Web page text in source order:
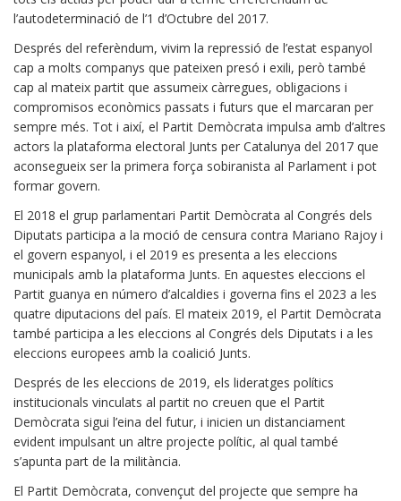
l’autodeterminació de l’1 d’Octubre del 2017.
Després del referèndum, vivim la repressió de l’estat espanyol
cap a molts companys que pateixen presó i exili, però també
cap al mateix partit que assumeix càrregues, obligacions i
compromisos econòmics passats i futurs que el marcaran per
sempre més. Tot i així, el Partit Demòcrata impulsa amb d’altres
actors la plataforma electoral Junts per Catalunya del 2017 que
aconsegueix ser la primera força sobiranista al Parlament i pot
formar govern.
El 2018 el grup parlamentari Partit Demòcrata al Congrés dels
Diputats participa a la moció de censura contra Mariano Rajoy i
el govern espanyol, i el 2019 es presenta a les eleccions
municipals amb la plataforma Junts. En aquestes eleccions el
Partit guanya en número d’alcaldies i governa fins el 2023 a les
quatre diputacions del país. El mateix 2019, el Partit Demòcrata
també participa a les eleccions al Congrés dels Diputats i a les
eleccions europees amb la coalició Junts.
Després de les eleccions de 2019, els lideratges polítics
institucionals vinculats al partit no creuen que el Partit
Demòcrata sigui l’eina del futur, i inicien un distanciament
evident impulsant un altre projecte polític, al qual també
s’apunta part de la militància.
El Partit Demòcrata, convençut del projecte que sempre ha